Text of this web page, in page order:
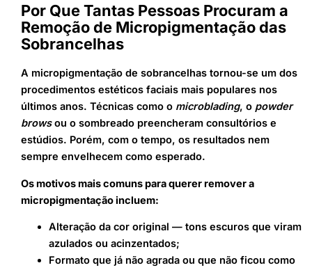
Por Que Tantas Pessoas Procuram a
Remoção de Micropigmentação das
Sobrancelhas
A micropigmentação de sobrancelhas tornou-se um dos
procedimentos estéticos faciais mais populares nos
últimos anos. Técnicas como o microblading, o powder
browsou o sombreado preencheram consultórios e
estúdios. Porém, com o tempo, os resultados nem
sempre envelhecem como esperado.
Os motivos mais comuns para querer remover a
micropigmentação incluem:
Alteração da cor original — tons escuros que viram
azulados ou acinzentados;
Formato que já não agrada ou que não ficou como